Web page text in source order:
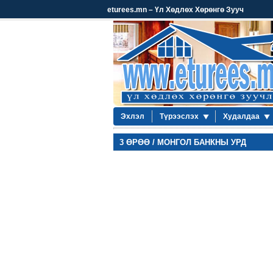
eturees.mn – Үл Хөдлөх Хөрөнгө Зууч
Эхлэл Түрээслэх Худалдаа
3 ӨРӨӨ / МОНГОЛ БАНКНЫ УРД